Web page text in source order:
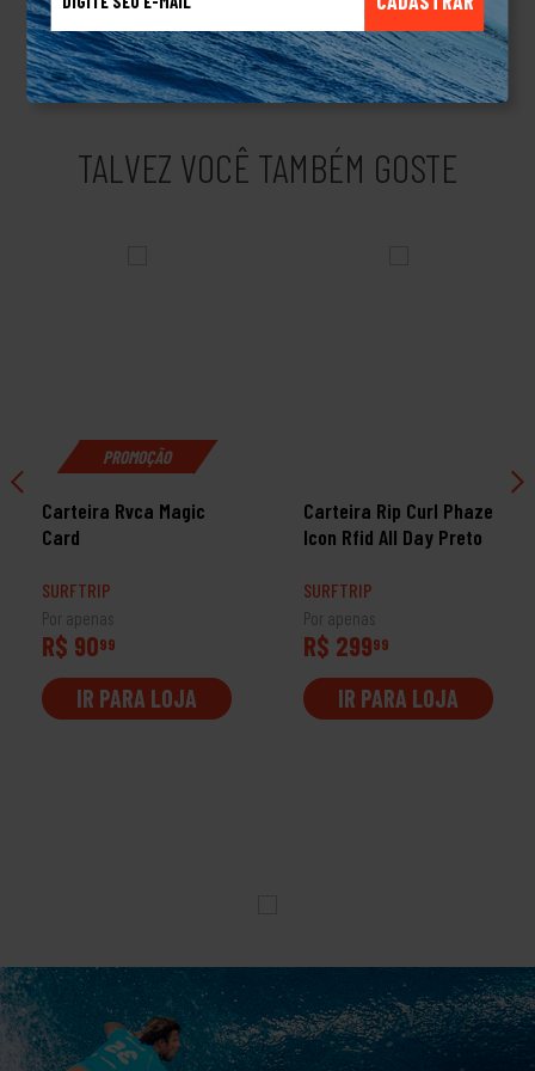
camisetas, jaquetas, moletons e acessórios como mochilas,
pochetes e cintos.Produto Original
TALVEZ VOCÊ TAMBÉM GOSTE
PROMOÇÃO
Carteira Rvca Magic
Card
SURFTRIP
Por apenas
R$ 9099
IR PARA LOJA
Carteira Rip Curl Phaze
Icon Rfid All Day Preto
SURFTRIP
Por apenas
R$ 29999
IR PARA LOJA